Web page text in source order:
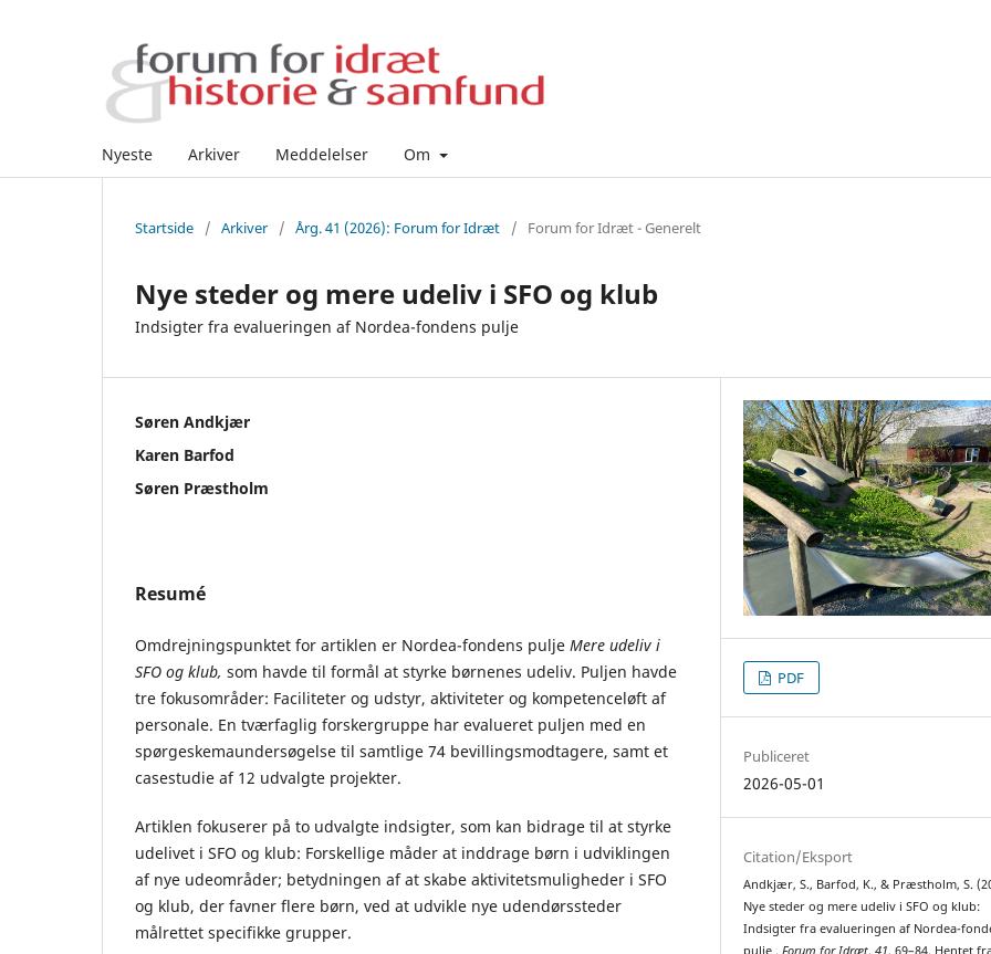
Nyeste Arkiver Meddelelser Om
Startside / Arkiver / Årg. 41 (2026): Forum for Idræt / Forum for Idræt - Generelt
Nye steder og mere udeliv i SFO og klub
Indsigter fra evalueringen af Nordea-fondens pulje
Søren Andkjær
Karen Barfod
Søren Præstholm
Resumé
Omdrejningspunktet for artiklen er Nordea-fondens pulje Mere udeliv i
SFO og klub, som havde til formål at styrke børnenes udeliv. Puljen havde
tre fokusområder: Faciliteter og udstyr, aktiviteter og kompetenceløft af
personale. En tværfaglig forskergruppe har evalueret puljen med en
spørgeskemaundersøgelse til samtlige 74 bevillingsmodtagere, samt et
casestudie af 12 udvalgte projekter.
Artiklen fokuserer på to udvalgte indsigter, som kan bidrage til at styrke
udelivet i SFO og klub: Forskellige måder at inddrage børn i udviklingen
af nye udeområder; betydningen af at skabe aktivitetsmuligheder i SFO
og klub, der favner flere børn, ved at udvikle nye udendørssteder
målrettet specifikke grupper.
PDF
Publiceret
2026-05-01
Citation/Eksport
Andkjær, S., Barfod, K., & Præstholm, S.
Nye steder og mere udeliv i SFO og klub:
Indsigter fra evalueringen af Nordea-
pulje .Forum for Idræt,41, 69–84. Hentet